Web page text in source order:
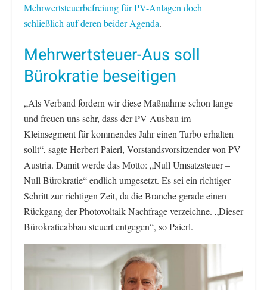
Mehrwertsteuerbefreiung für PV-Anlagen doch
schließlich auf deren beider Agenda.
Mehrwertsteuer-Aus soll
Bürokratie beseitigen
„Als Verband fordern wir diese Maßnahme schon lange
und freuen uns sehr, dass der PV-Ausbau im
Kleinsegment für kommendes Jahr einen Turbo erhalten
sollt“, sagte Herbert Paierl, Vorstandsvorsitzender von PV
Austria. Damit werde das Motto: „Null Umsatzsteuer –
Null Bürokratie“ endlich umgesetzt. Es sei ein richtiger
Schritt zur richtigen Zeit, da die Branche gerade einen
Rückgang der Photovoltaik-Nachfrage verzeichne. „Dieser
Bürokratieabbau steuert entgegen“, so Paierl.